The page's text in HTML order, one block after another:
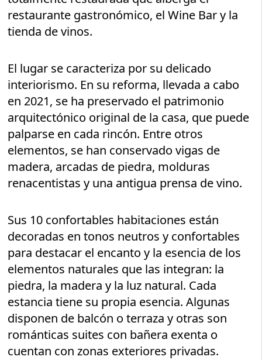
restaurante gastronómico, el Wine Bar y la
tienda de vinos.
El lugar se caracteriza por su delicado
interiorismo. En su reforma, llevada a cabo
en 2021, se ha preservado el patrimonio
arquitectónico original de la casa, que puede
palparse en cada rincón. Entre otros
elementos, se han conservado vigas de
madera, arcadas de piedra, molduras
renacentistas y una antigua prensa de vino.
Sus 10 confortables habitaciones están
decoradas en tonos neutros y confortables
para destacar el encanto y la esencia de los
elementos naturales que las integran: la
piedra, la madera y la luz natural. Cada
estancia tiene su propia esencia. Algunas
disponen de balcón o terraza y otras son
románticas suites con bañera exenta o
cuentan con zonas exteriores privadas.